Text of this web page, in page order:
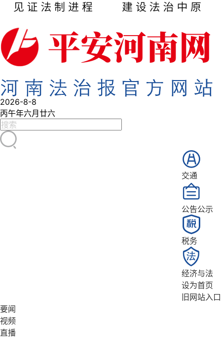
2026-8-8
丙午年六月廿六
交通
公告公示
税务
经济与法
设为首页
旧网站入口
要闻
视频
直播